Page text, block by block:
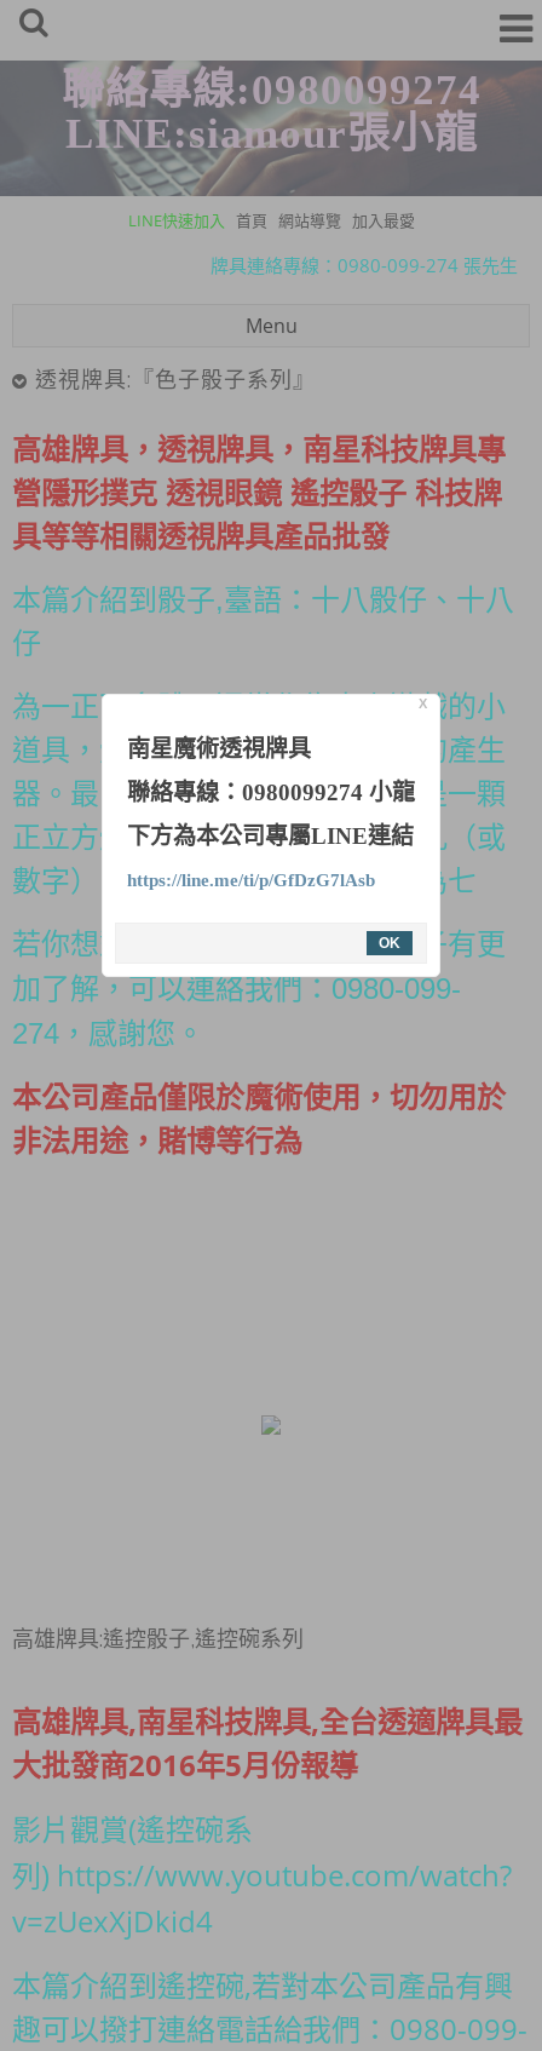
聯絡專線:0980099274
LINE:siamour張小龍
LINE快速加入 首頁 網站導覽 加入最愛
Line聯絡方式：siamour 張小龍
牌具連絡專線：0980-099-274 張先生
牌具連絡專線：0980-099-274 張先生
Menu
透視牌具:『色子骰子系列』
高雄牌具，透視牌具，南星科技牌具專
營隱形撲克 透視眼鏡 遙控骰子 科技牌
具等等相關透視牌具產品批發
本篇介紹到骰子,臺語：十八骰仔、十八
仔
為一正面多體
，通常作為桌上遊戲的小
道具，骰子也是容易製作和取得的產生
器。最常見的骰子是六面骰，它是一顆
正立方體 ，上面分別有一到六個孔（或
數字），其相對兩面之數字和必為七
若你想對南星科技透視牌具的骰子有更
加了解，可以連絡我們：0980-099-
274，感謝您。
本公司產品僅限於魔術使用，切勿用於
非法用途，賭博等行為
高雄牌具:遙控骰子,遙控碗系列
高雄牌具,南星科技牌具,全台透適牌具最
大批發商2016年5月份報導
影片觀賞(遙控碗系
列) https://www.youtube.com/watch?
v=zUexXjDkid4
本篇介紹到遙控碗,若對本公司產品有興
趣可以撥打連絡電話給我們：0980-099-
X
南星魔術透視牌具
聯絡專線：0980099274 小龍
下方為本公司專屬LINE連結
https://line.me/ti/p/GfDzG7lAsb
OK